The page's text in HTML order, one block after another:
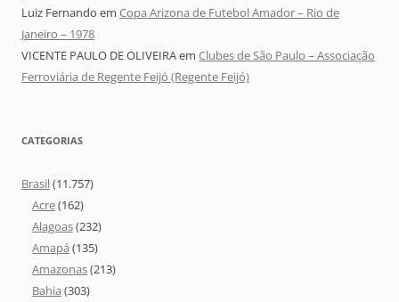
Luiz Fernando em Copa Arizona de Futebol Amador – Rio de
Janeiro – 1978
VICENTE PAULO DE OLIVEIRAem Clubes de São Paulo – Associação
Ferroviária de Regente Feijó (Regente Feijó)
CATEGORIAS
Brasil(11.757)
Acre(162)
Alagoas(232)
Amapá (135)
Amazonas(213)
Bahia (303)